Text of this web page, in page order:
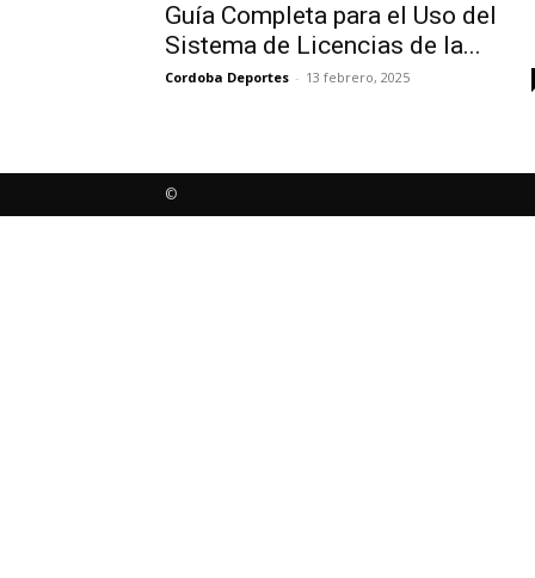
Guía Completa para el Uso del
Sistema de Licencias de la...
Cordoba Deportes - 13 febrero, 2025
©